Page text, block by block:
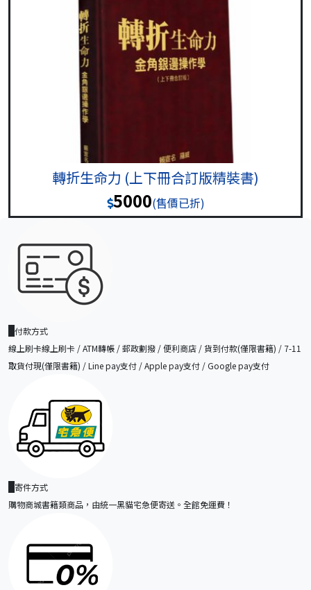
轉折生命力 (上下冊合訂版精裝書)
5000(售價已折)
付款方式
線上刷卡線上刷卡 / ATM轉帳 / 郵政劃撥 / 便利商店 / 貨到付款(僅限書籍) / 7-11
取貨付現(僅限書籍) / Line pay支付 / Apple pay支付 / Google pay支付
寄件方式
購物商城書籍類商品，由統一黑貓宅急便寄送。全館免運費！